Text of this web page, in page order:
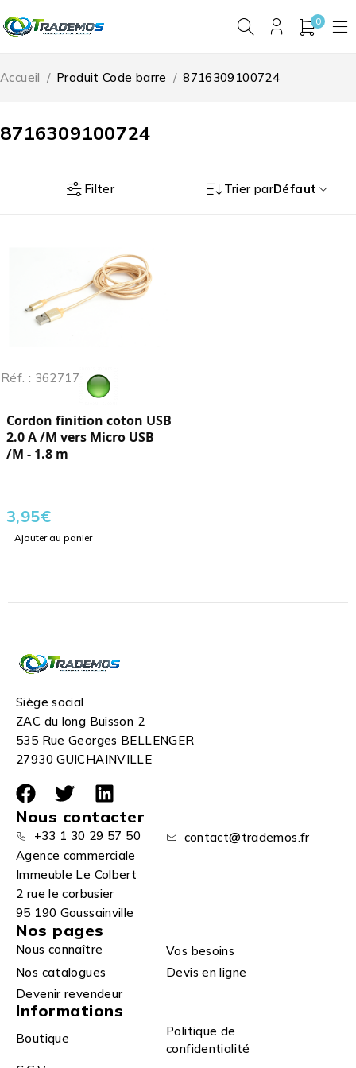
0
8716309100724
Accueil / Produit Code barre / 8716309100724
Filter Trier parDéfaut
Réf. : 362717
Cordon finition coton USB
2.0 A /M vers Micro USB
/M - 1.8 m
3,95€
Ajouter au panier
Siège social
ZAC du long Buisson 2
535 Rue Georges BELLENGER
27930 GUICHAINVILLE
Nous contacter
+33 1 30 29 57 50
contact@trademos.fr
Agence commerciale
Immeuble Le Colbert
2 rue le corbusier
95 190 Goussainville
Nos pages
Nous connaître
Vos besoins
Nos catalogues
Devis en ligne
Devenir revendeur
Informations
Boutique
Politique de
confidentialité